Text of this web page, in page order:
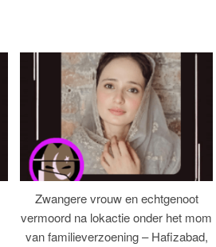
Zwangere vrouw en echtgenoot
vermoord na lokactie onder het mom
van familieverzoening – Hafizabad,